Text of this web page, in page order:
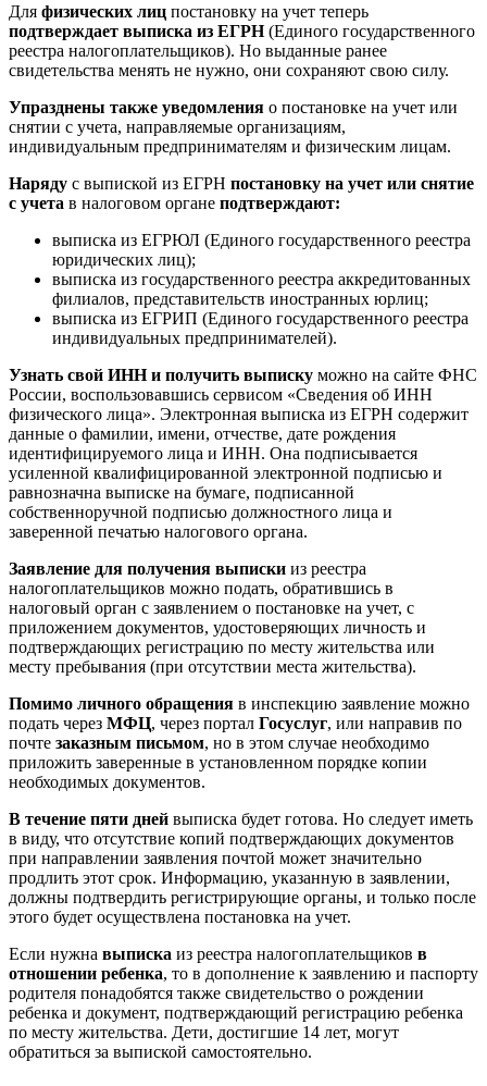
Для физических лиц постановку на учет теперь
подтверждает выписка из ЕГРН(Единого государственного
реестра налогоплательщиков). Но выданные ранее
свидетельства менять не нужно, они сохраняют свою силу.
Упразднены также уведомления о постановке на учет или
снятии с учета, направляемые организациям,
индивидуальным предпринимателям и физическим лицам.
Наряду с выпиской из ЕГРН постановку на учет или снятие
с учета в налоговом органе подтверждают:
выписка из ЕГРЮЛ (Единого государственного реестра
юридических лиц);
выписка из государственного реестра аккредитованных
филиалов, представительств иностранных юрлиц;
выписка из ЕГРИП (Единого государственного реестра
индивидуальных предпринимателей).
Узнать свой ИНН и получить выписку можно на сайте ФНС
России, воспользовавшись сервисом «Сведения об ИНН
физического лица». Электронная выписка из ЕГРН содержит
данные о фамилии, имени, отчестве, дате рождения
идентифицируемого лица и ИНН. Она подписывается
усиленной квалифицированной электронной подписью и
равнозначна выписке на бумаге, подписанной
собственноручной подписью должностного лица и
заверенной печатью налогового органа.
Заявление для получения выписки из реестра
налогоплательщиков можно подать, обратившись в
налоговый орган с заявлением о постановке на учет, с
приложением документов, удостоверяющих личность и
подтверждающих регистрацию по месту жительства или
месту пребывания (при отсутствии места жительства).
Помимо личного обращения в инспекцию заявление можно
подать через МФЦ, через портал Госуслуг, или направив по
почте заказным письмом, но в этом случае необходимо
приложить заверенные в установленном порядке копии
необходимых документов.
В течение пяти дней выписка будет готова. Но следует иметь
в виду, что отсутствие копий подтверждающих документов
при направлении заявления почтой может значительно
продлить этот срок. Информацию, указанную в заявлении,
должны подтвердить регистрирующие органы, и только после
этого будет осуществлена постановка на учет.
Если нужна выписка из реестра налогоплательщиков в
отношении ребенка, то в дополнение к заявлению и паспорту
родителя понадобятся также свидетельство о рождении
ребенка и документ, подтверждающий регистрацию ребенка
по месту жительства. Дети, достигшие 14 лет, могут
обратиться за выпиской самостоятельно.